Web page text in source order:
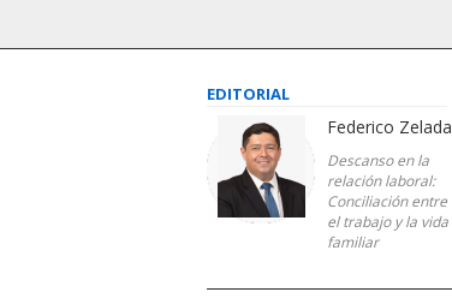
EDITORIAL
Federico Zelada
Descanso en la
relación laboral:
Conciliación entre
el trabajo y la vida
familiar